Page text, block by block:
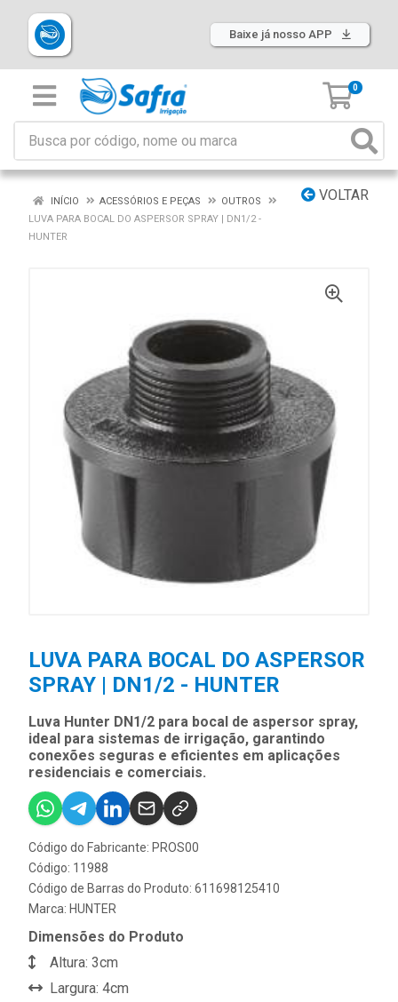
Baixe já nosso APP
0
VOLTAR
INÍCIO ACESSÓRIOS E PEÇAS
OUTROS
LUVA PARA BOCAL DO ASPERSOR SPRAY | DN1/2 -
HUNTER
LUVA PARA BOCAL DO ASPERSOR
SPRAY | DN1/2 - HUNTER
Luva Hunter DN1/2 para bocal de aspersor spray,
ideal para sistemas de irrigação, garantindo
conexões seguras e eficientes em aplicações
residenciais e comerciais.
Código do Fabricante: PROS00
Código: 11988
Código de Barras do Produto: 611698125410
Marca: HUNTER
Dimensões do Produto
Altura: 3cm
Largura: 4cm